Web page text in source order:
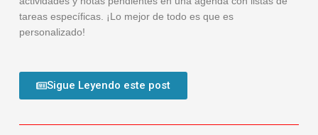
tareas específicas. ¡Lo mejor de todo es que es
personalizado!
Sigue Leyendo este post